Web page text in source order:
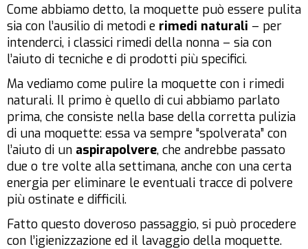
Come abbiamo detto, la moquette può essere pulita
sia con l’ausilio di metodi e rimedi naturali – per
intenderci, i classici rimedi della nonna – sia con
l’aiuto di tecniche e di prodotti più specifici.
Ma vediamo come pulire la moquette con i rimedi
naturali. Il primo è quello di cui abbiamo parlato
prima, che consiste nella base della corretta pulizia
di una moquette: essa va sempre “spolverata” con
l’aiuto di un aspirapolvere, che andrebbe passato
due o tre volte alla settimana, anche con una certa
energia per eliminare le eventuali tracce di polvere
più ostinate e difficili.
Fatto questo doveroso passaggio, si può procedere
con l’igienizzazione ed il lavaggio della moquette.